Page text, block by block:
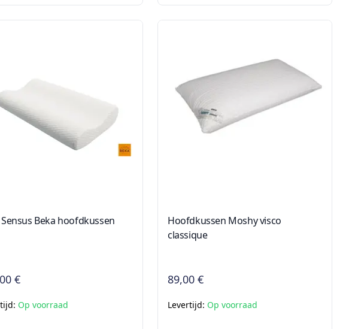
Beka hoofdkussen
€
Op voorraad
Hoofdkussen Moshy visco
classique
89,00 €
Levertijd: Op voorraad